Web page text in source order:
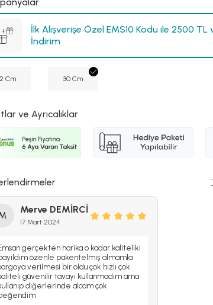
İlk Alışverişe Özel EMS10 Kodu ile 2500 TL
İndirim
Cm 30 Cm
ve Ayrıcalıklar
Merve DEMİRCİ
17 Mart 2024
gerçekten harika o kadar kaliteliki
özenle pakentelmiş almamla
verilmesi bir oldu çok hızlı çok
güvenilir tavayı kullanmadım ama
diğerlerinde alcam çok